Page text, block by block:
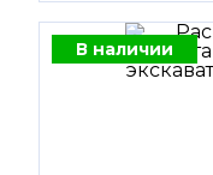
В наличии